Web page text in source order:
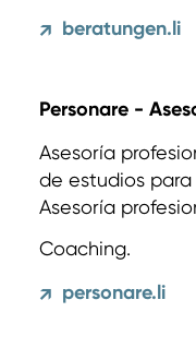
↗ beratungen.li
Personare -
Asesoría
de estudios
Asesoría
Coaching.
↗ personare.li